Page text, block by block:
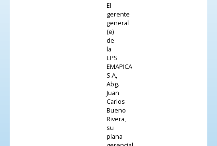
El
gerente
general
(e)
de
la
EPS
EMAPICA
S.A,
Abg.
Juan
Carlos
Bueno
Rivera,
su
plana